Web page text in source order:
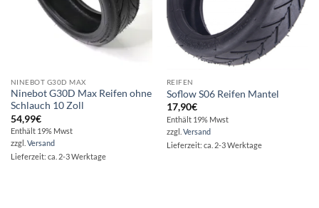
NINEBOT G30D MAX
Ninebot G30D Max Reifen ohne
Schlauch 10 Zoll
54,99€
Enthält 19% Mwst
zzgl. Versand
Lieferzeit: ca. 2-3 Werktage
REIFEN
Soflow S06 Reifen Mantel
17,90€
Enthält 19% Mwst
zzgl. Versand
Lieferzeit: ca. 2-3 Werktage